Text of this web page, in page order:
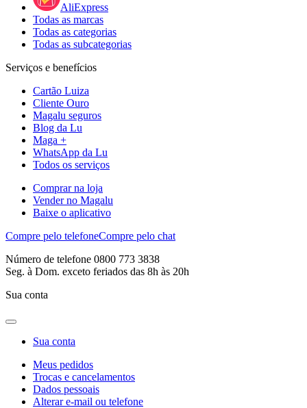
AliExpress
Todas as marcas
Todas as categorias
Todas as subcategorias
Serviços e benefícios
Cartão Luiza
Cliente Ouro
Magalu seguros
Blog da Lu
Maga +
WhatsApp da Lu
Todos os serviços
Comprar na loja
Vender no Magalu
Baixe o aplicativo
Compre pelo telefoneCompre pelo chat
Número de telefone 0800 773 3838
Seg. à Dom. exceto feriados das 8h às 20h
Sua conta
Sua conta
Meus pedidos
Trocas e cancelamentos
Dados pessoais
Alterar e-mail ou telefone